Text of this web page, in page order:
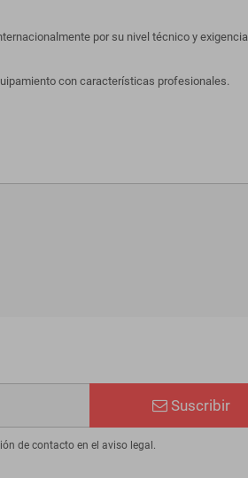
por su nivel técnico y exigencia
con características profesionales.
Suscribir
de contacto en el aviso legal.